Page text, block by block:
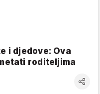
i djedove: Ova
roditeljima